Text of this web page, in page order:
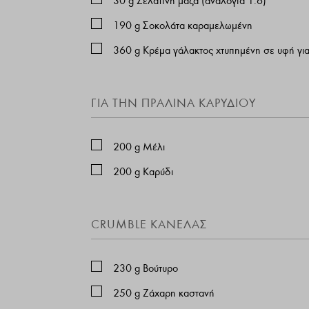
190 g Σοκολάτα καραμελωμένη
360 g Κρέμα γάλακτος χτυπημένη σε υφή
ΓΙΑ ΤΗΝ ΠΡΑΛΙΝΑ ΚΑΡΥΔΙΟΥ
200 g Μέλι
200 g Καρύδι
CRUMBLE ΚΑΝΕΛΑΣ
230 g Βούτυρο
250 g Ζάχαρη καστανή